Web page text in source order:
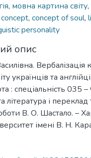
, мовна картина світу,
, concept of soul,
personality
опис
українців та
: спеціальність 035
література і
В. О. Шастало. –
імені В. Н.